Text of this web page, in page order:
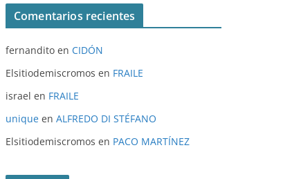
Comentarios recientes
fernandito en CIDÓN
Elsitiodemiscromos en FRAILE
israel en FRAILE
unique en ALFREDO DI STÉFANO
Elsitiodemiscromos en PACO MARTÍNEZ